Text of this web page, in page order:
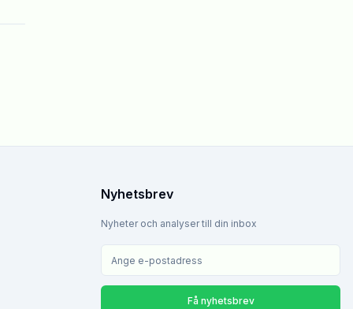
Nyhetsbrev
Nyheter och analyser till din inbox
Få nyhetsbrev